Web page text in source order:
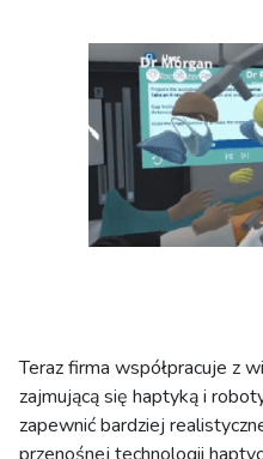
Teraz firma współpracuje z
zajmującą się haptyką i
zapewnić bardziej